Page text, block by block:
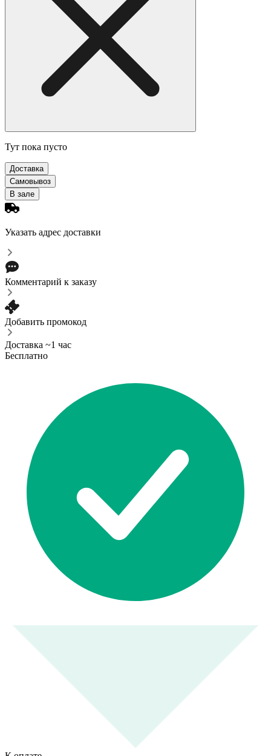
Тут пока пусто
Доставка
Самовывоз
В зале
Указать адрес доставки
Комментарий к заказу
Добавить промокод
Доставка ~1 час
Бесплатно